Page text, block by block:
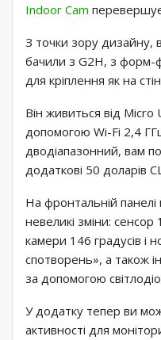
Indoor Cam
З точки зору дизайну,
бачили з G2H, з форм-
для кріплення як на
Він живиться від Micro
допомогою Wi-Fi 2,4
дводіапазонний, вам
додаткові 50 доларів
На фронтальній
невеликі зміни:
камери 146 градусів і
спотворень», а також
за допомогою
У додатку тепер ви
активності для